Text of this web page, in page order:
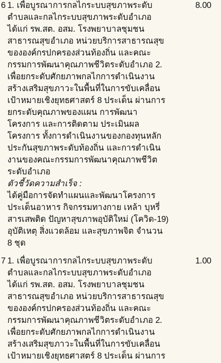
6 1. เพื่อบูรณาการกลไกระบบสุขภาพระดับ
ตำบลและกลไกระบบสุขภาพระดับอำเภอ
ได้แก่ รพ.สต. อสม. โรงพยาบาลชุมชน
สาธารณสุขอำเภอ หน่วยบริการสาธารณสุข
ขององค์กรปกครองส่วนท้องถิ่น และคณะ
กรรมการพัฒนาคุณภาพชีวิตระดับอำเภอ 2.
เพื่อยกระดับศักยภาพกลไกการดำเนินงาน
สร้างเสริมสุขภาวะในพื้นที่ในการขับเคลื่อน
เป้าหมายเชิงยุทธศาสตร์ 8 ประเด็น ผ่านการ
ยกระดับคุณภาพของแผน การพัฒนา
โครงการ และการติดตาม ประเมินผล
โครงการ ทั้งการดำเนินงานของกองทุนหลัก
ประกันสุขภาพระดับท้องถิ่น และการดำเนิน
งานของคณะกรรมการพัฒนาคุณภาพชีวิต
ระดับอำเภอ
ตัวชี้วัดความสำเร็จ :
ได้คู่มือการจัดทำแผนและพัฒนาโครงการ
ประเด็นอาหาร กิจกรรมทางกาย เหล้า บุหรี่
สารเสพติด ปัญหาสุขภาพอุบัติใหม่ (โควิด-19)
อุบัติเหตุ สิ่งแวดล้อม และสุขภาพจิต จำนวน
8 ชุด
8.00
7 1. เพื่อบูรณาการกลไกระบบสุขภาพระดับ
ตำบลและกลไกระบบสุขภาพระดับอำเภอ
ได้แก่ รพ.สต. อสม. โรงพยาบาลชุมชน
สาธารณสุขอำเภอ หน่วยบริการสาธารณสุข
ขององค์กรปกครองส่วนท้องถิ่น และคณะ
กรรมการพัฒนาคุณภาพชีวิตระดับอำเภอ 2.
เพื่อยกระดับศักยภาพกลไกการดำเนินงาน
สร้างเสริมสุขภาวะในพื้นที่ในการขับเคลื่อน
เป้าหมายเชิงยุทธศาสตร์ 8 ประเด็น ผ่านการ
1.00